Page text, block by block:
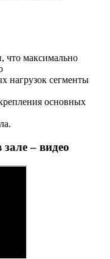
что максимально
нагрузок сегменты
основных
– видео